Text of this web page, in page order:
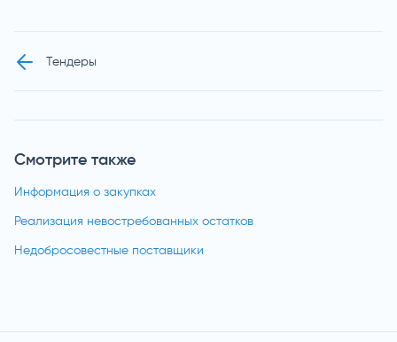
Смотрите также
Информация о закупках
Реализация невостребованных остатков
Недобросовестные поставщики
Тендеры